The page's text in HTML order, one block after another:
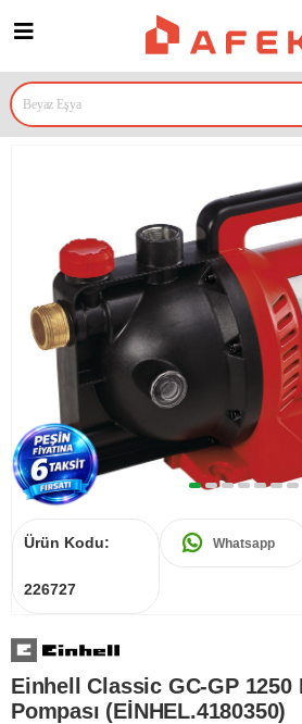
Ürün Kodu:
226727
Whatsapp
Einhell Classic GC-GP 1250
Pompası (EİNHEL.4180350)